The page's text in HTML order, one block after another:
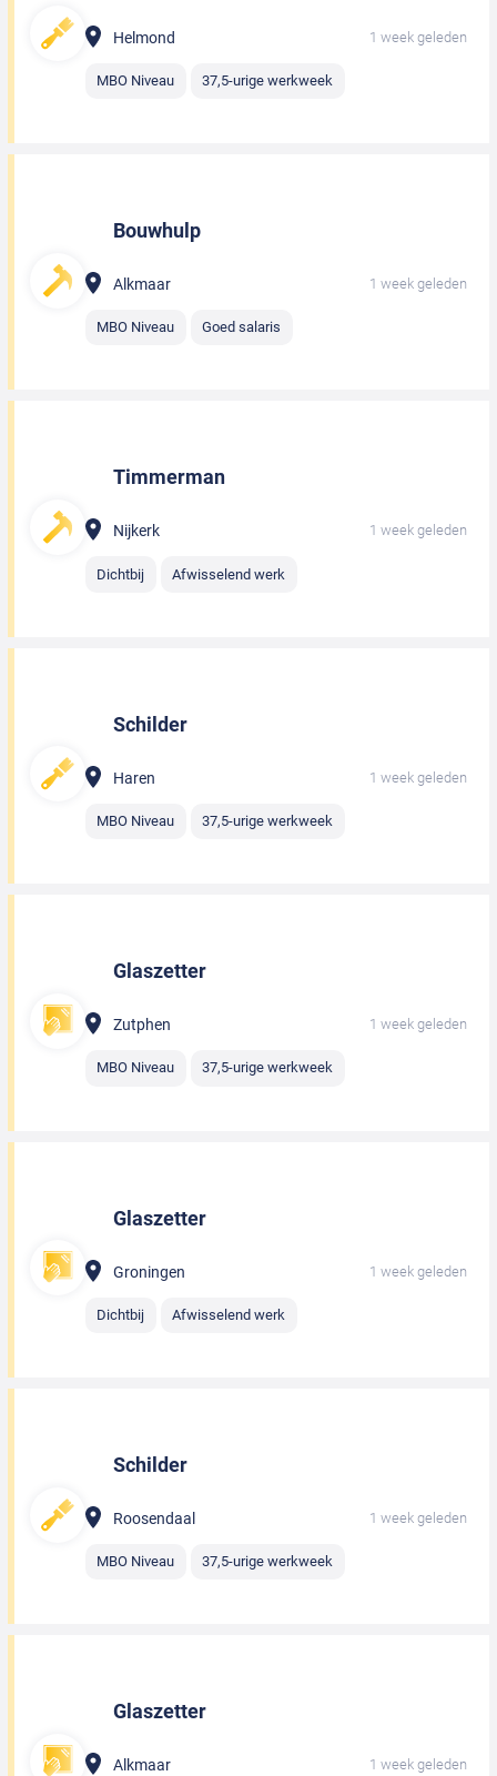
Helmond 1 week geleden
MBO Niveau 37,5-urige werkweek
Bouwhulp
Alkmaar 1 week geleden
MBO Niveau Goed salaris
Timmerman
Nijkerk 1 week geleden
Dichtbij Afwisselend werk
Schilder
Haren 1 week geleden
MBO Niveau 37,5-urige werkweek
Glaszetter
Zutphen 1 week geleden
MBO Niveau 37,5-urige werkweek
Glaszetter
Groningen 1 week geleden
Dichtbij Afwisselend werk
Schilder
Roosendaal 1 week geleden
MBO Niveau 37,5-urige werkweek
Glaszetter
Alkmaar 1 week geleden